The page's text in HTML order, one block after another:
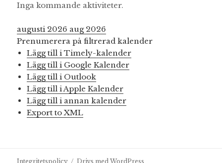
Inga kommande aktiviteter.
augusti 2026 aug 2026
Prenumerera på filtrerad kalender
Lägg till i Timely-kalender
Lägg till i Google Kalender
Lägg till i Outlook
Lägg till i Apple Kalender
Lägg till i annan kalender
Export to XML
Integritetspolicy Drivs med WordPress